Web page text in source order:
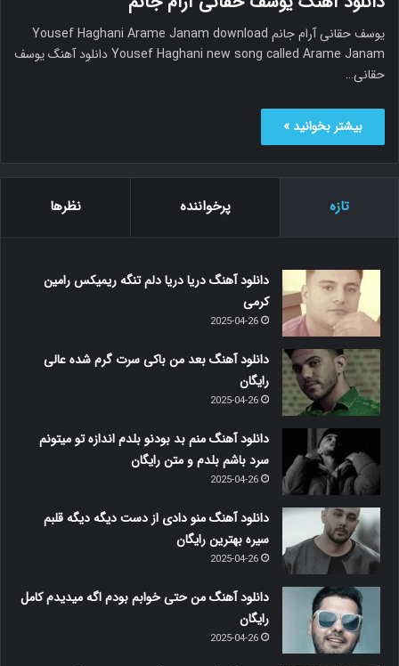
یوسف حقانی آرام جانم Yousef Haghani Arame Janam download
Yousef Haghani new song called Arame Janam دانلود آهنگ یوسف
حقانی…
بیشتر بخوانید »
تازه پرخواننده نظرها
دانلود آهنگ دریا دریا دلم تنگه ریمیکس رامین
کرمی
2025-04-26
دانلود آهنگ بعد من باکی سرت گرم شده عالی
رایگان
2025-04-26
دانلود آهنگ منم بد بودنو بلدم اندازه تو میتونم
سرد باشم بلدم و متن رایگان
2025-04-26
دانلود آهنگ منو دادی از دست دیگه دیگه قلبم
سیره بهترین رایگان
2025-04-26
دانلود آهنگ من حتی خوابم بودم اگه میدیدم کامل
رایگان
2025-04-26